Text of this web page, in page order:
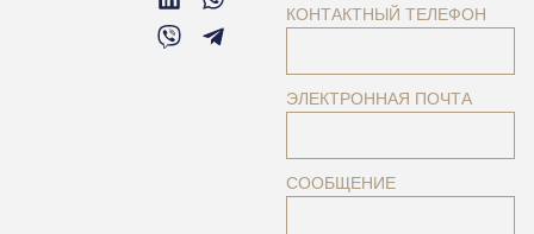
КОНТАКТНЫЙ ТЕЛЕФОН
ЭЛЕКТРОННАЯ ПОЧТА
СООБЩЕНИЕ